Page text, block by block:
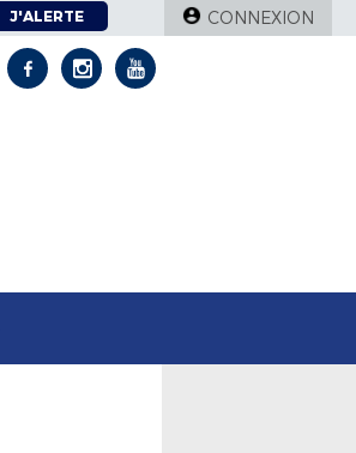
J'ALERTE CONNEXION